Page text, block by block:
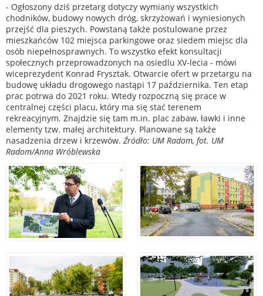
- Ogłoszony dziś przetarg dotyczy wymiany wszystkich
chodników, budowy nowych dróg, skrzyżowań i wyniesionych
przejść dla pieszych. Powstaną także postulowane przez
mieszkańców 102 miejsca parkingowe oraz siedem miejsc dla
osób niepełnosprawnych. To wszystko efekt konsultacji
społecznych przeprowadzonych na osiedlu XV-lecia - mówi
wiceprezydent Konrad Frysztak. Otwarcie ofert w przetargu na
budowę układu drogowego nastąpi 17 października. Ten etap
prac potrwa do 2021 roku. Wtedy rozpoczną się prace w
centralnej części placu, który ma się stać terenem
rekreacyjnym. Znajdzie się tam m.in. plac zabaw, ławki i inne
elementy tzw. małej architektury. Planowane są także
nasadzenia drzew i krzewów. Źródło: UM Radom, fot. UM
Radom/Anna Wróblewska